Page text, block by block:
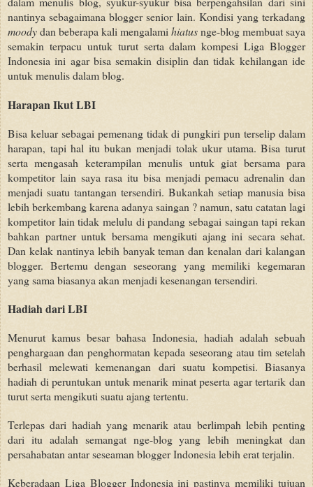
nantinya sebagaimana blogger senior lain. Kondisi yang terkadang
moodydan beberapa kali mengalamihiatusnge-blog membuat saya
semakin terpacu untuk turut serta dalam kompesi Liga Blogger
Indonesia ini agar bisa semakin disiplin dan tidak kehilangan ide
untuk menulis dalam blog.
Harapan Ikut LBI
Bisa keluar sebagai pemenang tidak di pungkiri pun terselip dalam
harapan, tapi hal itu bukan menjadi tolak ukur utama. Bisa turut
serta mengasah keterampilan menulis untuk giat bersama para
kompetitor lain saya rasa itu bisa menjadi pemacu adrenalin dan
menjadi suatu tantangan tersendiri. Bukankah setiap manusia bisa
lebih berkembang karena adanya saingan ? namun, satu catatan lagi
kompetitor lain tidak melulu di pandang sebagai saingan tapi rekan
bahkan partner untuk bersama mengikuti ajang ini secara sehat.
Dan kelak nantinya lebih banyak teman dan kenalan dari kalangan
blogger. Bertemu dengan seseorang yang memiliki kegemaran
yang sama biasanya akan menjadi kesenangan tersendiri.
Hadiah dari LBI
Menurut kamus besar bahasa Indonesia, hadiah adalah sebuah
penghargaan dan penghormatan kepada seseorang atau tim setelah
berhasil melewati kemenangan dari suatu kompetisi. Biasanya
hadiah di peruntukan untuk menarik minat peserta agar tertarik dan
turut serta mengikuti suatu ajang tertentu.
Terlepas dari hadiah yang menarik atau berlimpah lebih penting
dari itu adalah semangat nge-blog yang lebih meningkat dan
persahabatan antar seseaman blogger Indonesia lebih erat terjalin.
Keberadaan Liga Blogger Indonesia ini pastinya memiliki tujuan